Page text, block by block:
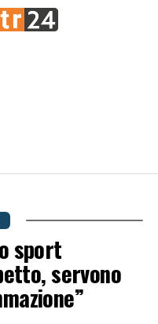
sport
servono